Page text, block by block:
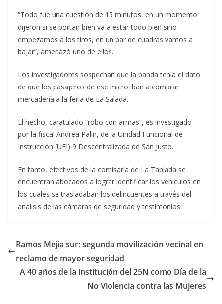
“Todo fue una cuestión de 15 minutos, en un momento
dijeron si se portan bien va a estar todo bien sino
empezamos a los tiros, en un par de cuadras vamos a
bajar”, amenazó uno de ellos.
Los investigadores sospechan que la banda tenía el dato
de que los pasajeros de ese micro iban a comprar
mercadería a la feria de La Salada.
El hecho, caratulado “robo con armas”, es investigado
por la fiscal Andrea Palin, de la Unidad Funcional de
Instrucción (UFI) 9 Descentralizada de San Justo.
En tanto, efectivos de la comisaría de La Tablada se
encuentran abocados a lograr identificar los vehículos en
los cuales se trasladaban los delincuentes a través del
análisis de las cámaras de seguridad y testimonios.
Ramos Mejía sur: segunda movilización vecinal en
reclamo de mayor seguridad
A 40 años de la institución del 25N como Día de la
No Violencia contra las Mujeres